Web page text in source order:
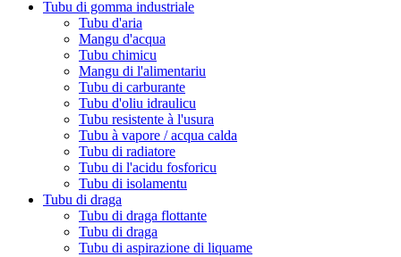
Tubu di gomma industriale
Tubu d'aria
Mangu d'acqua
Tubu chimicu
Mangu di l'alimentariu
Tubu di carburante
Tubu d'oliu idraulicu
Tubu resistente à l'usura
Tubu à vapore / acqua calda
Tubu di radiatore
Tubu di l'acidu fosforicu
Tubu di isolamentu
Tubu di draga
Tubu di draga flottante
Tubu di draga
Tubu di aspirazione di liquame